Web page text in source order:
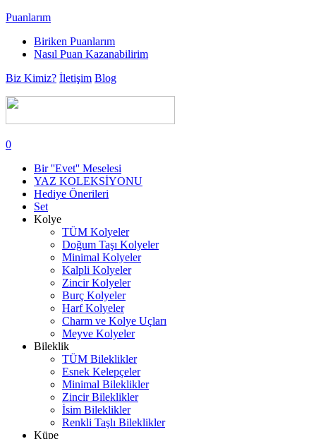
Puanlarım
Biriken Puanlarım
Nasıl Puan Kazanabilirim
Biz Kimiz? İletişim Blog
0
Bir ''Evet'' Meselesi
YAZ KOLEKSİYONU
Hediye Önerileri
Set
Kolye
TÜM Kolyeler
Doğum Taşı Kolyeler
Minimal Kolyeler
Kalpli Kolyeler
Zincir Kolyeler
Burç Kolyeler
Harf Kolyeler
Charm ve Kolye Uçları
Meyve Kolyeler
Bileklik
TÜM Bileklikler
Esnek Kelepçeler
Minimal Bileklikler
Zincir Bileklikler
İsim Bileklikler
Renkli Taşlı Bileklikler
Küpe